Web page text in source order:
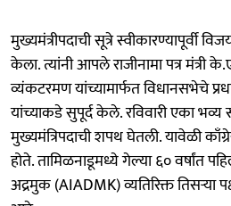
मुख्यमंत्रीपदाची सूत्रे स्वीकारण्यापूर्वी
केला. त्यांनी आपले राजीनामा पत्र मंत्री
व्यंकटरमण यांच्यामार्फत विधानसभेचे
यांच्याकडे सुपूर्द केले. रविवारी एका भव्य
मुख्यमंत्रिपदाची शपथ घेतली. यावेळी
होते. तामिळनाडूमध्ये गेल्या ६० वर्षांत
अद्रमुक (AIADMK) व्यतिरिक्त तिसऱ्या